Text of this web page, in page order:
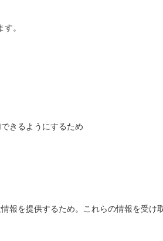
。
きるようにするため
報を提供するため。これらの情報を受け